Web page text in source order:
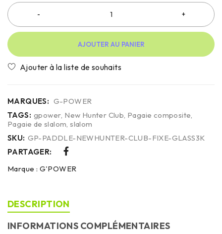
AJOUTER AU PANIER
MARQUES: G-POWER
TAGS: gpower, New Hunter Club, Pagaie composite,
Pagaie de slalom,slalom
SKU: GP-PADDLE-NEWHUNTER-CLUB-FIXE-GLASS3K
PARTAGER:
Marque : G'POWER
DESCRIPTION
INFORMATIONS COMPLÉMENTAIRES